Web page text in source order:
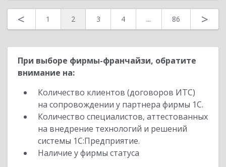
< 1 2 3 4 ... 86 >
При выборе фирмы-франчайзи, обратите
внимание на:
Количество клиентов (договоров ИТС)
на сопровождении у партнера фирмы 1С.
Количество специалистов, аттестованных
на внедрение технологий и решений
системы 1С:Предприятие.
Наличие у фирмы статуса